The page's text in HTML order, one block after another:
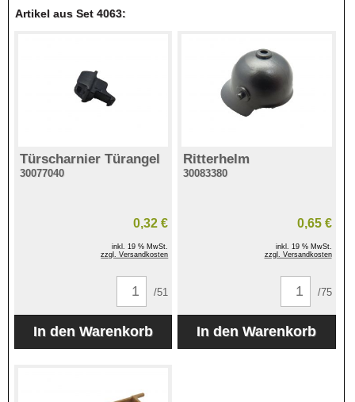
Artikel aus Set 4063:
Türscharnier Türangel
30077040
0,32 €
inkl. 19 % MwSt.
zzgl. Versandkosten
/51
Ritterhelm
30083380
0,65 €
inkl. 19 % MwSt.
zzgl. Versandkosten
/75